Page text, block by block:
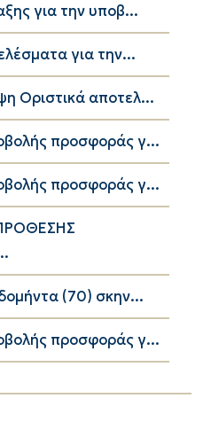
για την υποβ...
για την...
Οριστικά αποτελ...
προσφοράς γ...
προσφοράς γ...
(70) σκην...
προσφοράς γ...